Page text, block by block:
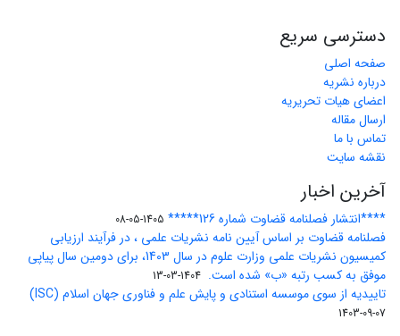
دسترسی سریع
صفحه اصلی
درباره نشریه
اعضای هیات تحریریه
ارسال مقاله
تماس با ما
نقشه سایت
آخرین اخبار
****انتشار فصلنامه قضاوت شماره 126***** 1405-05-08
فصلنامه قضاوت بر اساس آیین نامه نشریات علمی ، در فرآیند ارزیابی
کمیسیون نشریات علمی وزارت علوم در سال 1403، برای دومین سال پیاپی
موفق به کسب رتبه «ب» شده است. 1404-03-13
تاییدیه از سوی موسسه استنادی و پایش علم و فناوری جهان اسلام (ISC)
1403-09-07